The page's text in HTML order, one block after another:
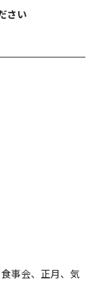
さい
事会、正月、気